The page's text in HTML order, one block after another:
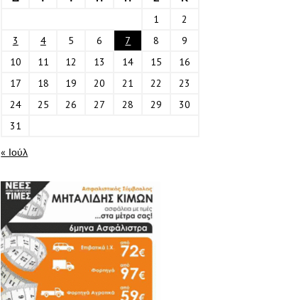
1
2
3
4 5 6 7 8
9
10
11 12 13 14 15
16
17
18 19 20 21 22
23
24
25 26 27 28 29
30
31
« Ιούλ